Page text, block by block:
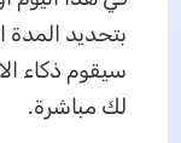
بتحديد المدة
لك مباشرة.